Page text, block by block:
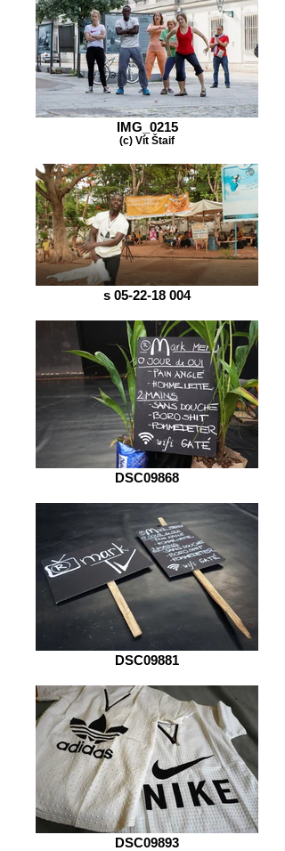
IMG_0215
(c) Vít Štaif
s 05-22-18 004
DSC09868
DSC09881
DSC09893